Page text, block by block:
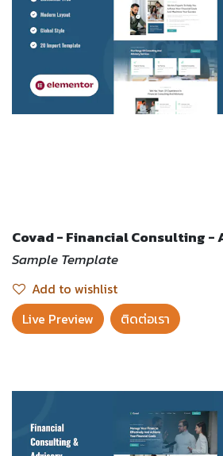
Covad - Financial Consulting -
Sample Template
Add to wishlist
Live Preview​
ติดต่อเรา